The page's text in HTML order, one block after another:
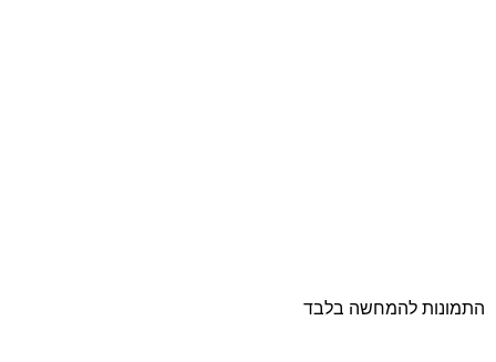
התמונות להמחשה בלבד